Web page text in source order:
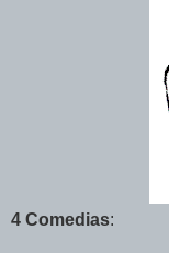
4 Comedias: